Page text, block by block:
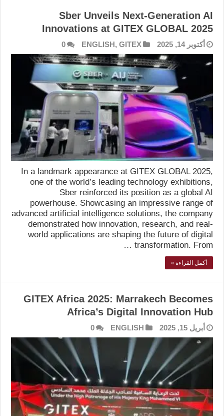
Sber Unveils Next-Generation AI
Innovations at GITEX GLOBAL 2025
أكتوبر 14, 2025 ENGLISH, GITEX
0
In a landmark appearance at GITEX GLOBAL 2025,
one of the world’s leading technology exhibitions,
Sber reinforced its position as a global AI
powerhouse. Showcasing an impressive range of
advanced artificial intelligence solutions, the company
demonstrated how innovation, research, and real-
world applications are shaping the future of digital
transformation. From …
أكمل القراءة »
GITEX Africa 2025: Marrakech Becomes
Africa’s Digital Innovation Hub
أبريل 15, 2025 ENGLISH
0